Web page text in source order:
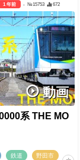
1 年前 - №15753 672
動画
系 THE MO
鉄道 野田市